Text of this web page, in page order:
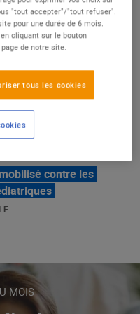
contre les
E.LECLERC ET
» - La nouvelle revue de
Marque Repère
DE QUALITÉ
MOIS
"tout accepter"/"tout refuser".
pour une durée de 6 mois.
cliquant sur le bouton
de notre site.
tous les cookies